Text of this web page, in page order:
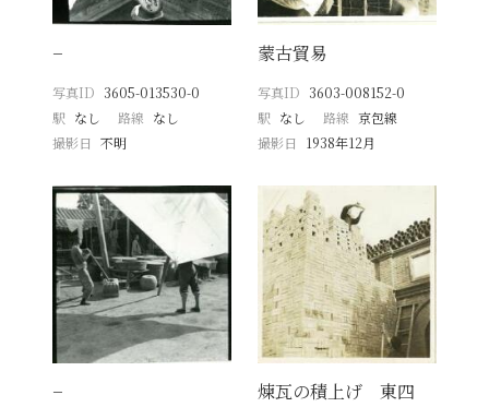
−
写真ID 3605-013530-0
駅 なし 路線 なし
撮影日
不明
蒙古貿易
写真ID 3603-008152-0
駅 なし 路線 京包線
撮影日
1938年12月
− 煉瓦の積上げ 東四